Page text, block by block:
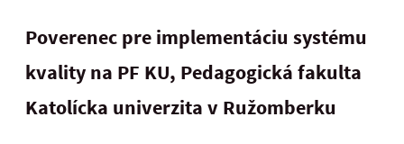
Poverenec pre implementáciu systému
kvality na PF KU, Pedagogická fakulta
Katolícka univerzita v Ružomberku